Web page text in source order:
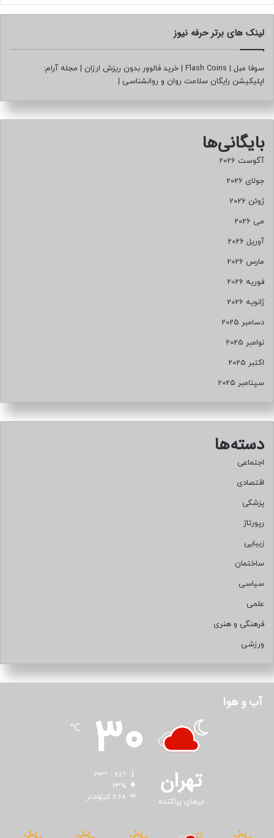
لینک های برتر حرفه نیوز
سوفا مبل |
Flash Coins
| خرید فالوور بدون ریزش ارزان | مجله آرام:
اپلیکیشن رایگان سلامت روان و روانشناسی |
بایگانی‌ها
آگوست 2026
جولای 2026
ژوئن 2026
می 2026
آوریل 2026
مارس 2026
فوریه 2026
ژانویه 2026
دسامبر 2025
نوامبر 2025
اکتبر 2025
سپتامبر 2025
دسته‌ها
اجتماعی
اقتصادی
پزشکی
رپورتاژ
زیبایی
ساختمان
سیاسی
علمی
فرهنگی و هنری
ورزشی
آب و هوا
تهران
ابرهای پراکنده
30
℃
23%
2.68 کیلومتر